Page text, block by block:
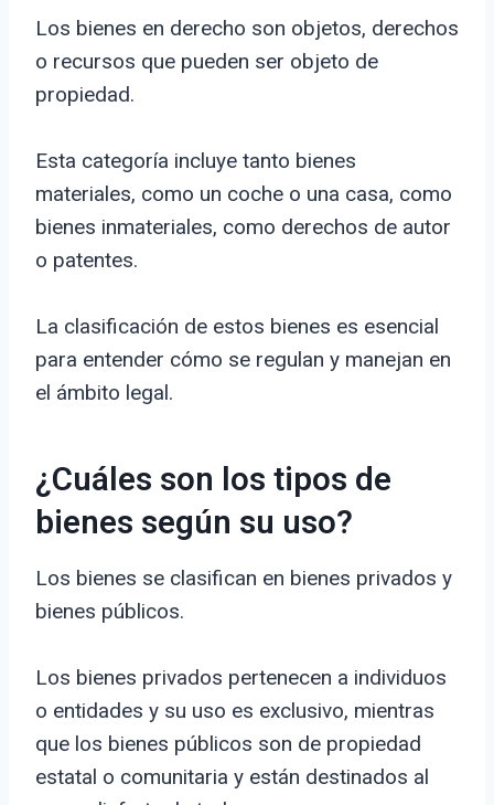
Los bienes en derecho son objetos, derechos
o recursos que pueden ser objeto de
propiedad.
Esta categoría incluye tanto bienes
materiales, como un coche o una casa, como
bienes inmateriales, como derechos de autor
o patentes.
La clasificación de estos bienes es esencial
para entender cómo se regulan y manejan en
el ámbito legal.
¿Cuáles son los tipos de
bienes según su uso?
Los bienes se clasifican en bienes privados y
bienes públicos.
Los bienes privados pertenecen a individuos
o entidades y su uso es exclusivo, mientras
que los bienes públicos son de propiedad
estatal o comunitaria y están destinados al